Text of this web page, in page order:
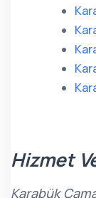
Hizmet
Karabük